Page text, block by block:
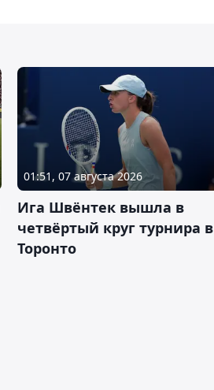
01:51, 07 августа 2026
Ига Швёнтек вышла в
четвёртый круг турнира в
Торонто